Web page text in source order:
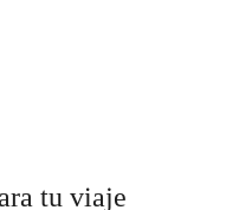
tu viaje